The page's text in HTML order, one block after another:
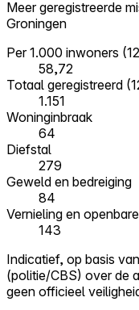
Meer geregistreerde
Groningen
Per 1.000 inwoners
58,72
Totaal geregistreerd
1.151
Woninginbraak
64
Diefstal
279
Geweld en bedreiging
84
Vernieling en
143
Indicatief, op basis
(politie/CBS) over de
geen officieel